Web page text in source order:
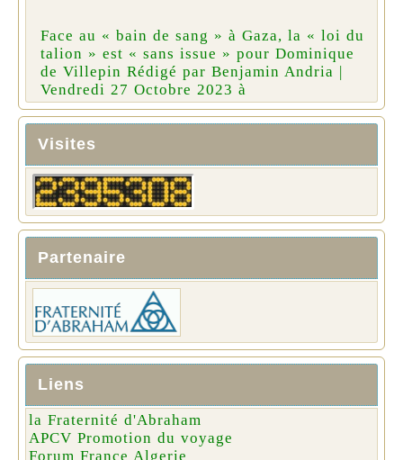
Face au « bain de sang » à Gaza, la « loi du
talion » est « sans issue » pour Dominique
de Villepin Rédigé par Benjamin Andria |
Vendredi 27 Octobre 2023 à
Visites
Partenaire
Liens
la Fraternité d'Abraham
APCV Promotion du voyage
Forum France Algerie